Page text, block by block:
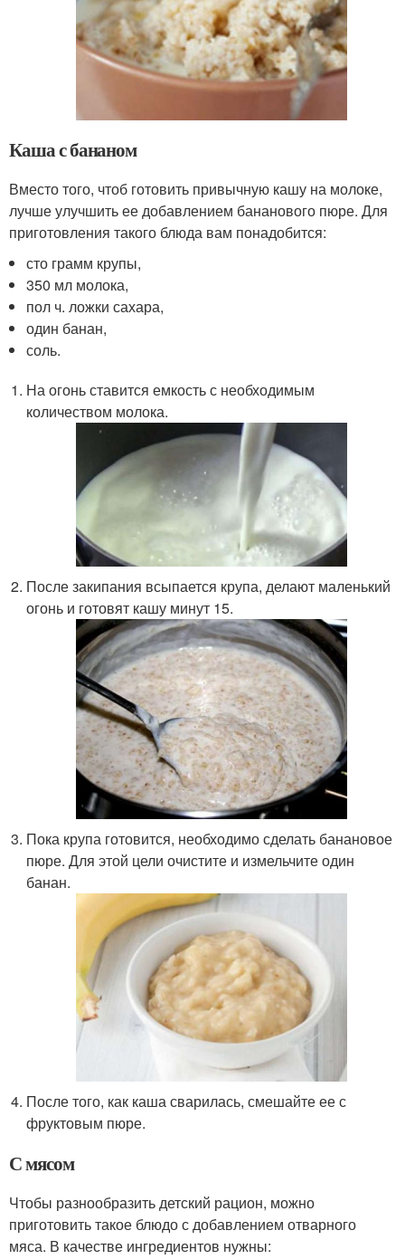
Каша с бананом
Вместо того, чтоб готовить привычную кашу на молоке,
лучше улучшить ее добавлением бананового пюре. Для
приготовления такого блюда вам понадобится:
сто грамм крупы,
350 мл молока,
пол ч. ложки сахара,
один банан,
соль.
На огонь ставится емкость с необходимым
количеством молока.
После закипания всыпается крупа, делают маленький
огонь и готовят кашу минут 15.
Пока крупа готовится, необходимо сделать банановое
пюре. Для этой цели очистите и измельчите один
банан.
После того, как каша сварилась, смешайте ее с
фруктовым пюре.
С мясом
Чтобы разнообразить детский рацион, можно
приготовить такое блюдо с добавлением отварного
мяса. В качестве ингредиентов нужны: